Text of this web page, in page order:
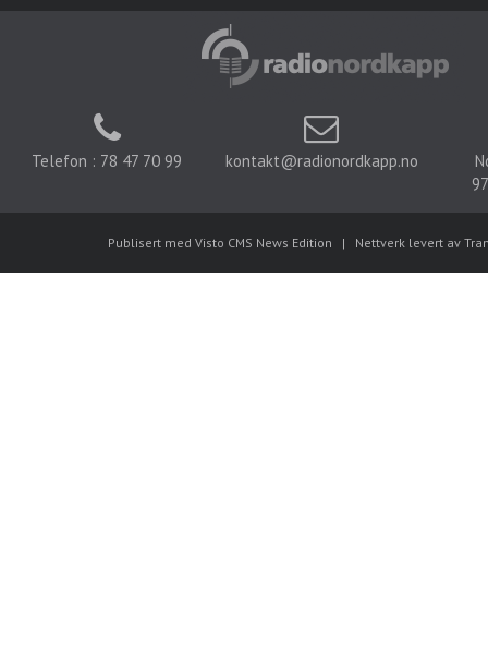
Telefon : 78 47 70 99 kontakt@radionordkapp.no
Publisert med Visto CMS News Edition | Nettverk levert av